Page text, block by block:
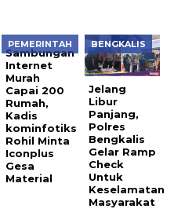
PEMERINTAH
Sambungan
Internet
Murah
Capai 200
Rumah,
Kadis
kominfotiks
Rohil Minta
Iconplus
Gesa
Material
BENGKALIS
Jelang
Libur
Panjang,
Polres
Bengkalis
Gelar Ramp
Check
Untuk
Keselamatan
Masyarakat